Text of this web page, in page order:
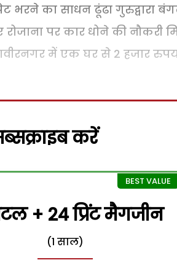
भरने का साधन ढूंढा गुरुद्वारा
पर कार धोने की नौकरी
में एक घर से 2 हजार
करें
+ 24 प्रिंट मैगजीन
(1 साल)